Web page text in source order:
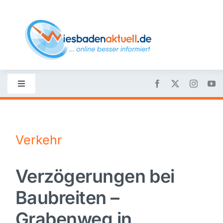
content
Toggle
Navigation
Nachrichten
Politik
Wirtschaft
Verkehr
Verzögerungen bei
Baubreiten –